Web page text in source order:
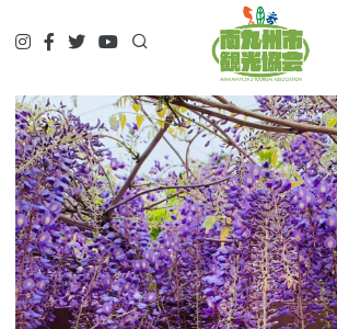
観て
遊んで
食べて
泊まって
やってみる
調べる